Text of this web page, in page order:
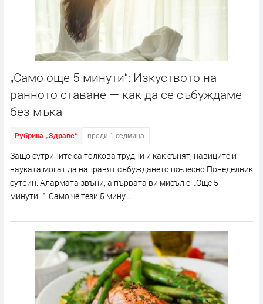
„Само още 5 минути“: Изкуството на
ранното ставане — как да се събуждаме
без мъка
Рубрика „Здраве“ преди 1 седмица
Защо сутрините са толкова трудни и как сънят, навиците и
науката могат да направят събуждането по-лесно Понеделник
сутрин. Алармата звъни, а първата ви мисъл е: „Още 5
минути…“. Само че тези 5 мину...